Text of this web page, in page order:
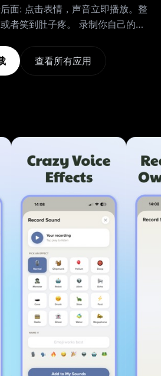
面: 点击表情，声音立即播放。整
子疼。 录制你自己的整
效。 使用方法 1. 打开
效板 2. 点击任意表情，立即播放
、哭声 * 玻璃破碎、敲门声、汽
音效 * 带搞笑特效的录音功能 * 一
声 * 干净、快速、全新设计的界面
会、社交视频和整蛊朋友 为什
即开即玩: 无需设置 * 适合TikTok、
频 * 随时随地逗笑朋友和家人
性购买解锁全部音效和功能。无订
click2.app/modaction-privacy-
查看所有应用